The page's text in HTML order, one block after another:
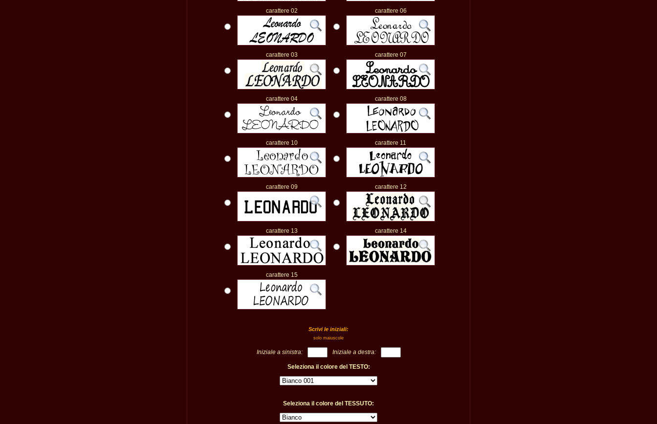
carattere 02 carattere 06
carattere 03 carattere 07
carattere 04 carattere 08
carattere 10 carattere 11
carattere 09 carattere 12
carattere 13 carattere 14
carattere 15
Scrivi le iniziali:
solo maiuscole
Iniziale a sinistra: Iniziale a destra:
Seleziona il colore del TESTO:
Seleziona il colore del TESSUTO: